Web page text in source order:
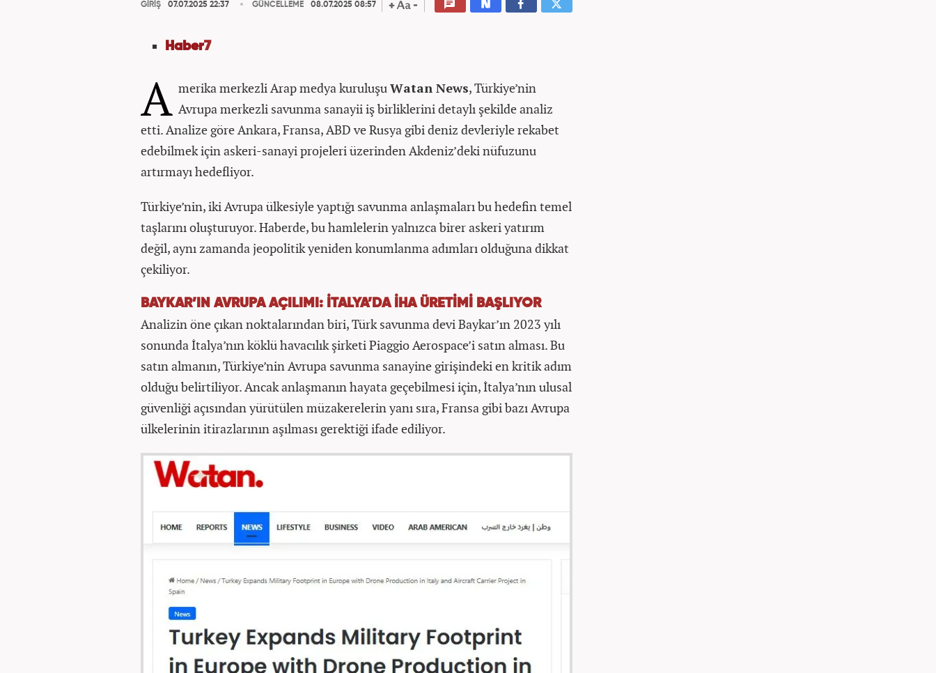
GİRİŞ 07.07.2025 22:37 GÜNCELLEME 08.07.2025 08:57
Haber7
A merika merkezli Arap medya kuruluşuWatan News, Türkiye’nin
Avrupa merkezli savunma sanayii iş birliklerini detaylı şekilde analiz
etti. Analize göre Ankara, Fransa, ABD ve Rusya gibi deniz devleriyle rekabet
edebilmek için askeri-sanayi projeleri üzerinden Akdeniz’deki nüfuzunu
artırmayı hedefliyor.
Türkiye’nin, iki Avrupa ülkesiyle yaptığı savunma anlaşmaları bu hedefin temel
taşlarını oluşturuyor. Haberde, bu hamlelerin yalnızca birer askeri yatırım
değil, aynı zamanda jeopolitik yeniden konumlanma adımları olduğuna dikkat
çekiliyor.
BAYKAR’IN AVRUPA AÇILIMI: İTALYA’DA İHA ÜRETİMİ BAŞLIYOR
Analizin öne çıkan noktalarından biri, Türk savunma devi Baykar’ın 2023 yılı
sonunda İtalya’nın köklü havacılık şirketi Piaggio Aerospace’i satın alması. Bu
satın almanın, Türkiye’nin Avrupa savunma sanayine girişindeki en kritik adım
olduğu belirtiliyor. Ancak anlaşmanın hayata geçebilmesi için, İtalya’nın ulusal
güvenliği açısından yürütülen müzakerelerin yanı sıra, Fransa gibi bazı Avrupa
ülkelerinin itirazlarının aşılması gerektiği ifade ediliyor.